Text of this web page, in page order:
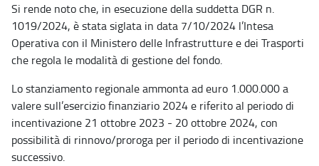
Si rende noto che, in esecuzione della suddetta DGR n.
1019/2024, è stata siglata in data 7/10/2024 l’Intesa
Operativa con il Ministero delle Infrastrutture e dei Trasporti
che regola le modalità di gestione del fondo.
Lo stanziamento regionale ammonta ad euro 1.000.000 a
valere sull’esercizio finanziario 2024 e riferito al periodo di
incentivazione 21 ottobre 2023 - 20 ottobre 2024, con
possibilità di rinnovo/proroga per il periodo di incentivazione
successivo.